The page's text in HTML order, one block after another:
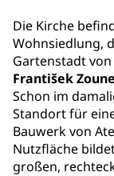
Die Kirche
Wohnsiedlung,
Gartenstadt
František
Schon im
Standort für
Bauwerk von
Nutzfläche
großen,